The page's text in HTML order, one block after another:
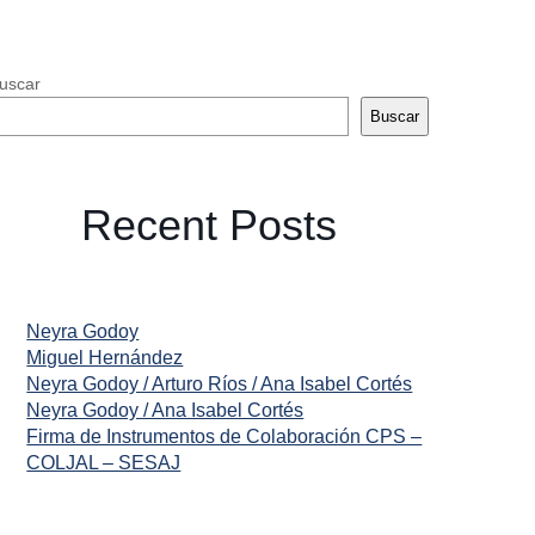
Buscar
Recent Posts
Neyra Godoy
Miguel Hernández
Neyra Godoy / Arturo Ríos / Ana Isabel Cortés
Neyra Godoy / Ana Isabel Cortés
Firma de Instrumentos de Colaboración CPS –
COLJAL – SESAJ